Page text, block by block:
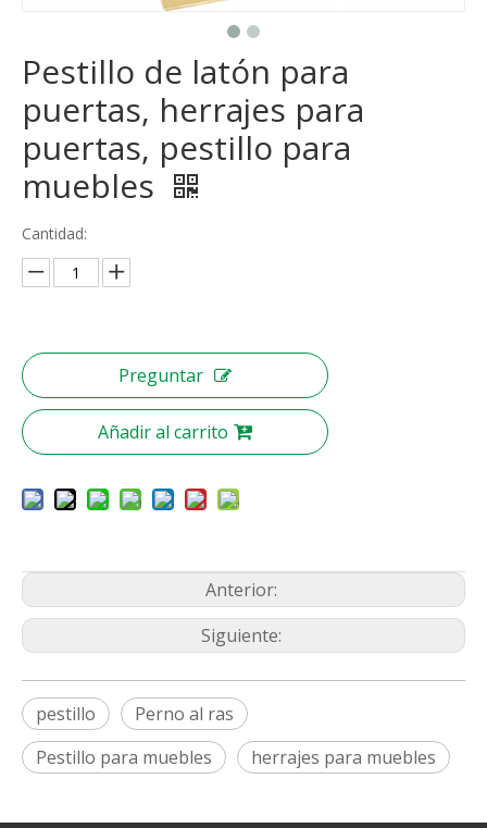
Pestillo de latón para
puertas, herrajes para
puertas, pestillo para
muebles
Cantidad:
Preguntar
Añadir al carrito
Anterior:
Siguiente:
pestillo
Perno al ras
Pestillo para muebles
herrajes para muebles